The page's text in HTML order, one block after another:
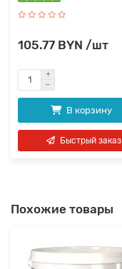
105.77 BYN /шт
В корзину
Быстрый заказ
Похожие товары